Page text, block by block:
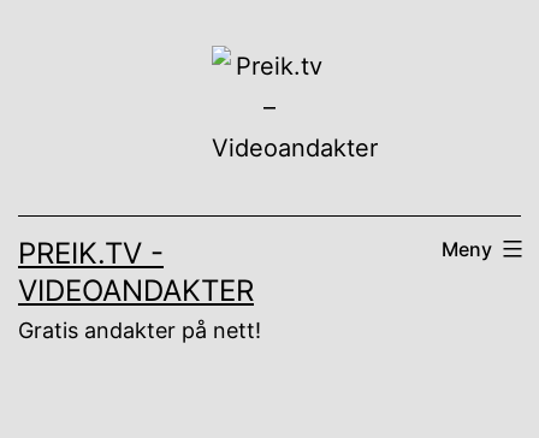
PREIK.TV -
VIDEOANDAKTER
Gratis andakter på nett!
Meny